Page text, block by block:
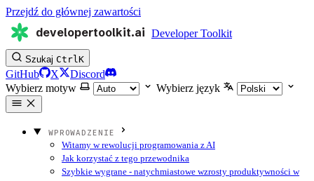
Przejdź do głównej zawartości
developertoolkit.ai Developer Toolkit
Szukaj CtrlK
GitHub X
Discord
Wybierz motyw
Wybierz język
WPROWADZENIE
Witamy w rewolucji programowania z AI
Jak korzystać z tego przewodnika
Szybkie wygrane - natychmiastowe wzrosty produktywności w